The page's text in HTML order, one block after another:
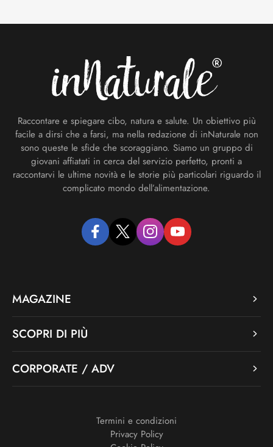
Raccontare e spiegare cibo, natura e salute. Un obiettivo più
facile a dirsi che a farsi, ma nella redazione di inNaturale non
sono queste le sfide che scoraggiano. Siamo un gruppo di
giovani affiatati in cerca del servizio perfetto, pronti a
raccontarvi le ultime novità e le storie più particolari riguardo il
complicato mondo dell’alimentazione.
facebooktwitter instagramyoutube
MAGAZINE
SCOPRI DI PIÙ
CORPORATE / ADV
Termini e condizioni
Privacy Policy